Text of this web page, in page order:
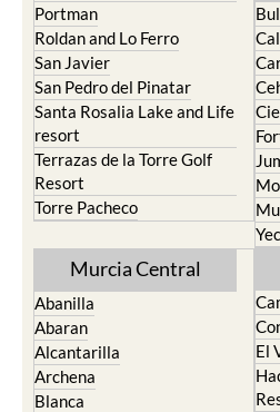
Portman
Roldan and Lo Ferro
San Javier
San Pedro del Pinatar
Santa Rosalia Lake and Life
resort
Terrazas de la Torre Golf
Resort
Torre Pacheco
Murcia Central
Abanilla
Abaran
Alcantarilla
Archena
Blanca
El